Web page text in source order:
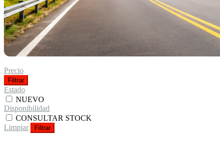
Precio
Filtrar
Estado
NUEVO
Disponibilidad
CONSULTAR STOCK
Limpiar
Filtrar